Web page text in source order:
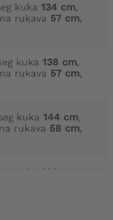
kuka 134 cm,
rukava 57 cm,
kuka 138 cm,
rukava 57 cm,
kuka 144 cm,
rukava 58 cm,
kuka 146 cm